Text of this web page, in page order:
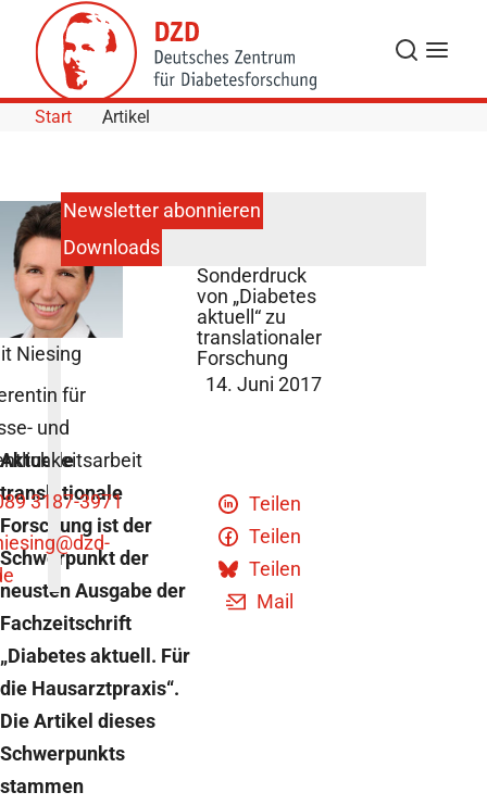
Skip to Content
Suche
Start Artikel
Sonderdruck
von „Diabetes
aktuell“ zu
translationaler
Forschung
14. Juni 2017
Aktuelle
translationale
Forschung ist der
Schwerpunkt der
neusten Ausgabe der
Fachzeitschrift
„Diabetes aktuell. Für
die Hausarztpraxis“.
Die Artikel dieses
Schwerpunkts
stammen
Teilen
Teilen
Teilen
Mail
Niesing
für
und
3187-3971
@dzd-
Newsletter abonnieren
Downloads